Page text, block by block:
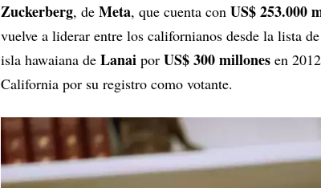
Zuckerberg, de Meta, que cuenta con US$ 253.000
vuelve a liderar entre los californianos desde la lista
isla hawaiana de Lanai por US$ 300 millones en
California por su registro como votante.